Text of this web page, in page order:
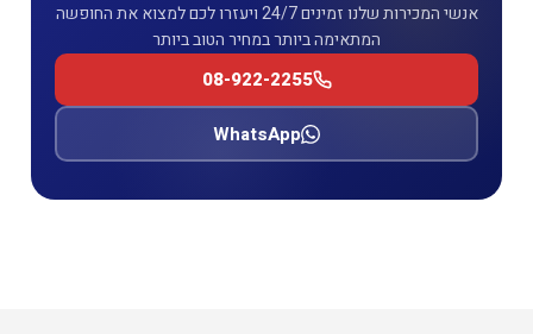
אנשי המכירות שלנו זמינים 24/7 ויעזרו לכם למצוא את החופשה
המתאימה ביותר במחיר הטוב ביותר
08-922-2255
WhatsApp